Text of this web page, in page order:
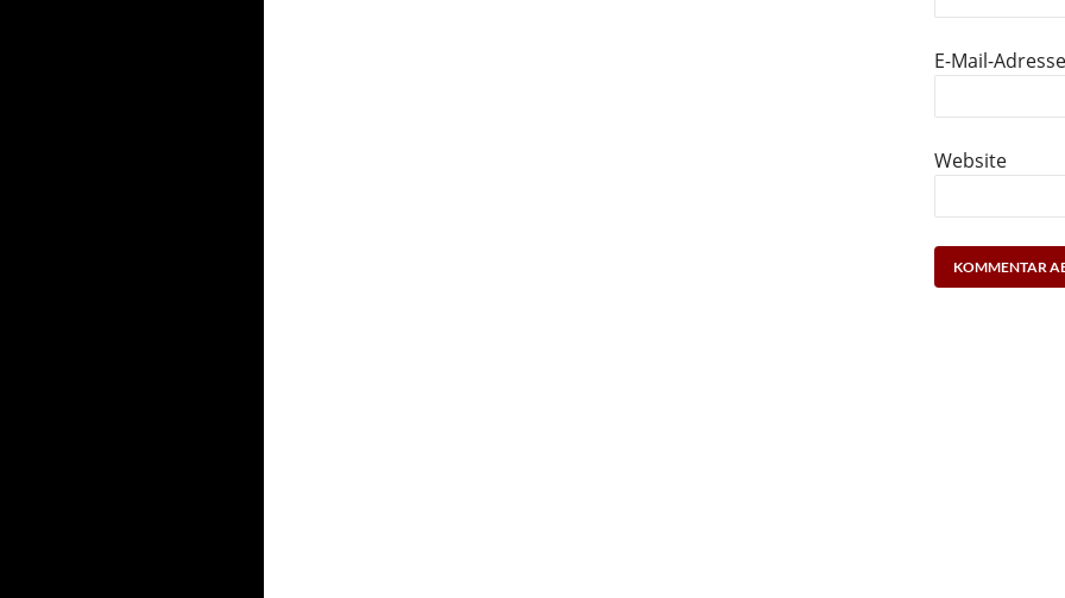
E-Mail-
Website